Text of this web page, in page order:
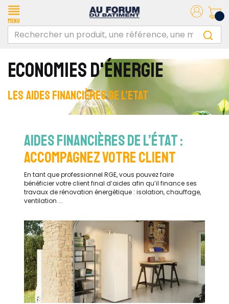
Menu
ECONOMIES D'ÉNERGIE
LES AIDES FINANCIÈRES DE L’ETAT
AIDES FINANCIÈRES DE L’ÉTAT :
ACCOMPAGNEZ VOTRE CLIENT
En tant que professionnel RGE, vous pouvez faire
bénéficier votre client final d’aides afin qu’il finance ses
travaux de rénovation énergétique : isolation, chauffage,
ventilation ...